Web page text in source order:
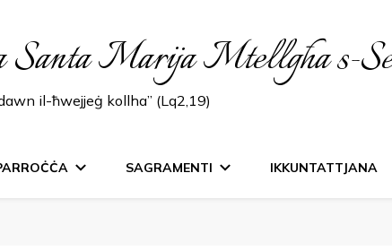
Santa Marija Mtellgħa s-
il-ħwejjeġ kollha” (Lq2,19)
SAGRAMENTI IKKUNTATTJANA